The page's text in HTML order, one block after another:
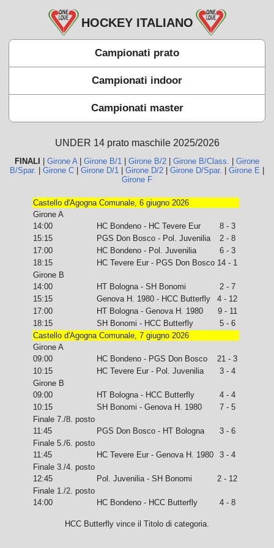
HOCKEY ITALIANO
Campionati prato
Campionati indoor
Campionati master
UNDER 14 prato maschile 2025/2026
FINALI Girone A| Girone B/1 Girone B/2 Girone B/Class.
Girone
B/Spar.
Girone C Girone D/1 Girone D/2 Girone D/Spar. Girone E
Girone F
Castello d'Agogna Comunale, 6 giugno 2026
Girone A
14:00
HC Bondeno - HC Tevere Eur
8 - 3
15:15
PGS Don Bosco - Pol. Juvenilia
2 - 8
17:00
HC Bondeno - Pol. Juvenilia
6 - 3
18:15
HC Tevere Eur - PGS Don Bosco 14 - 1
Girone B
14:00
HT Bologna - SH Bonomi
2 - 7
15:15
Genova H. 1980 - HCC Butterfly
4 - 12
17:00
HT Bologna - Genova H. 1980
9 - 11
18:15
SH Bonomi - HCC Butterfly
5 - 6
Castello d'Agogna Comunale, 7 giugno 2026
Girone A
09:00
HC Bondeno - PGS Don Bosco
21 - 3
10:15
HC Tevere Eur - Pol. Juvenilia
3 - 4
Girone B
09:00
HT Bologna - HCC Butterfly
4 - 4
10:15
SH Bonomi - Genova H. 1980
7 - 5
Finale 7./8. posto
11:45
PGS Don Bosco - HT Bologna
3 - 6
Finale 5./6. posto
11:45
HC Tevere Eur - Genova H. 1980
3 - 4
Finale 3./4. posto
12:45
Pol. Juvenilia - SH Bonomi
2 - 12
Finale 1./2. posto
14:00
HC Bondeno - HCC Butterfly 4 - 8
HCC Butterfly vince il Titolo di categoria.